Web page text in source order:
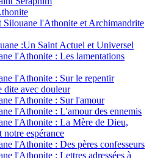
Silouane l'Athonite et Archimandrite
:Un Saint Actuel et Universel
l'Athonite : Les lamentations
l'Athonite : Sur le repentir
dite avec douleur
l'Athonite : Sur l'amour
l'Athonite : L'amour des ennemis
l'Athonite : La Mère de Dieu,
notre espérance
l'Athonite : Des pères confesseurs
l'Athonite : Lettres adressées à